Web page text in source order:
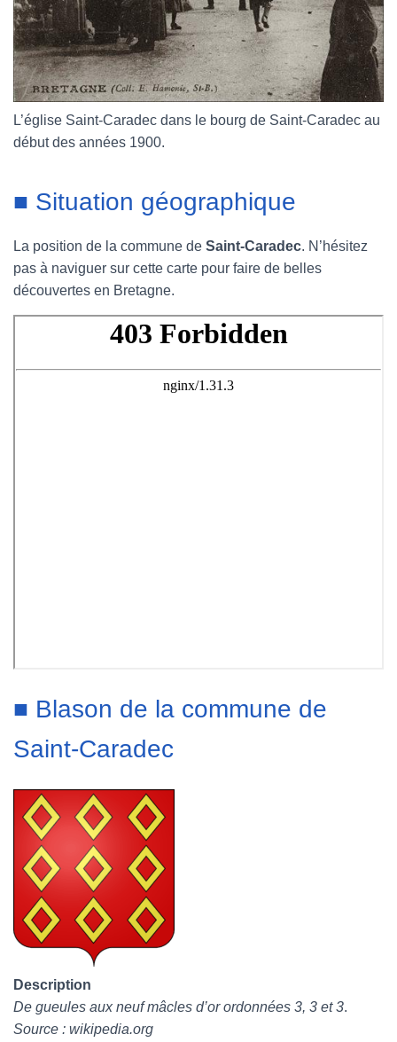
L’église Saint-Caradec dans le bourg de Saint-Caradec au
début des années 1900.
■ Situation géographique
La position de la commune de Saint-Caradec. N’hésitez
pas à naviguer sur cette carte pour faire de belles
découvertes en Bretagne.
■ Blason de la commune de
Saint-Caradec
Description
De gueules aux neuf mâcles d’or ordonnées 3, 3 et 3.
Source : wikipedia.org